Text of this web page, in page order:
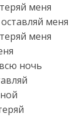
меня
меня
меня
ночь